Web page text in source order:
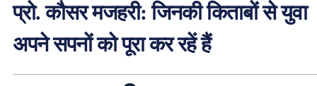
प्रो. कौसर मजहरी: जिनकी किताबों से युवा
अपने सपनों को पूरा कर रहें हैं